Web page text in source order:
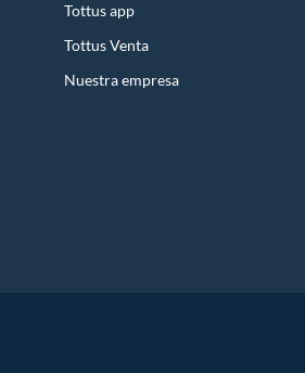
Tottus app
Tottus Venta
Nuestra empresa